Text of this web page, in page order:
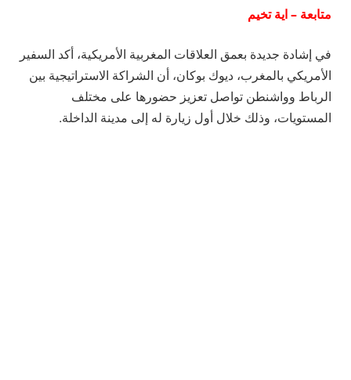
متابعة – اية تخيم
في إشادة جديدة بعمق العلاقات المغربية الأمريكية، أكد السفير
الأمريكي بالمغرب، ديوك بوكان، أن الشراكة الاستراتيجية بين
الرباط وواشنطن تواصل تعزيز حضورها على مختلف
المستويات، وذلك خلال أول زيارة له إلى مدينة الداخلة.